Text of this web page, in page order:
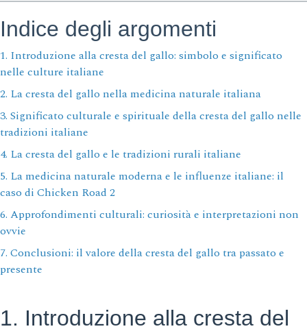
Indice degli argomenti
1. Introduzione alla cresta del gallo: simbolo e significato
nelle culture italiane
2. La cresta del gallo nella medicina naturale italiana
3. Significato culturale e spirituale della cresta del gallo nelle
tradizioni italiane
4. La cresta del gallo e le tradizioni rurali italiane
5. La medicina naturale moderna e le influenze italiane: il
caso di Chicken Road 2
6. Approfondimenti culturali: curiosità e interpretazioni non
ovvie
7. Conclusioni: il valore della cresta del gallo tra passato e
presente
1. Introduzione alla cresta del